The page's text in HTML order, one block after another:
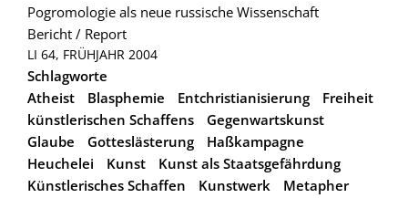
Pogromologie als neue russische Wissenschaft
Bericht / Report
LI 64, FRÜHJAHR 2004
Schlagworte
Atheist
Blasphemie Entchristianisierung
Freiheit
künstlerischen Schaffens
Gegenwartskunst
Glaube
Gotteslästerung
Haßkampagne
Heuchelei
Kunst
Kunst als Staatsgefährdung
Künstlerisches Schaffen
Kunstwerk
Metapher